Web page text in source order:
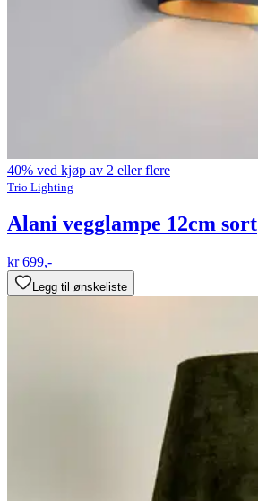
40% ved kjøp av 2 eller flere
Trio Lighting
Alani vegglampe 12cm sort
kr 699,-
Legg til ønskeliste